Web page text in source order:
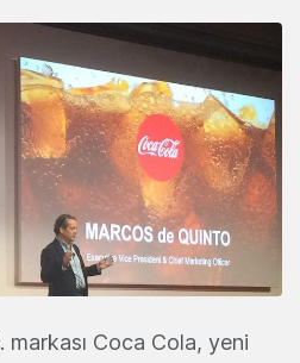
markası Coca Cola, yeni